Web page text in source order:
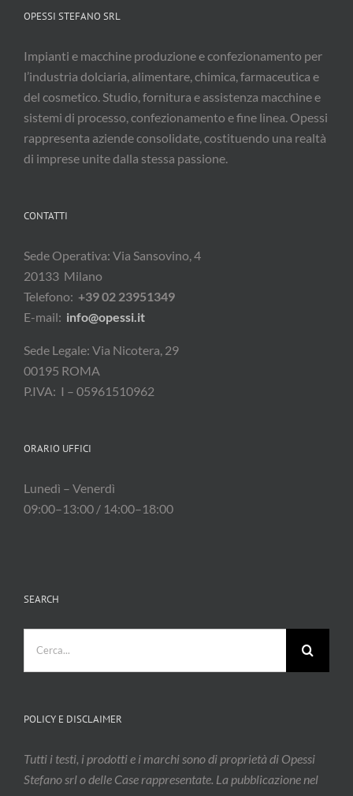
OPESSI STEFANO SRL
Impianti e macchine produzione e confezionamento per
l’industria dolciaria, alimentare, chimica, farmaceutica e
del cosmetico. Studio, fornitura e assistenza macchine e
sistemi di processo, confezionamento e fine linea. Opessi
rappresenta aziende consolidate, costituendo una realtà
di imprese unite dalla stessa passione.
CONTATTI
Sede Operativa: Via Sansovino, 4
20133 Milano
Telefono: +39 02 23951349
E-mail: info@opessi.it
Sede Legale: Via Nicotera, 29
00195 ROMA
P.IVA: I – 05961510962
ORARIO UFFICI
Lunedì – Venerdì
09:00–13:00 / 14:00–18:00
SEARCH
per:
POLICY E DISCLAIMER
Tutti i testi, i prodotti e i marchi sono di proprietà di Opessi
Stefano srl o delle Case rappresentate. La pubblicazione nel